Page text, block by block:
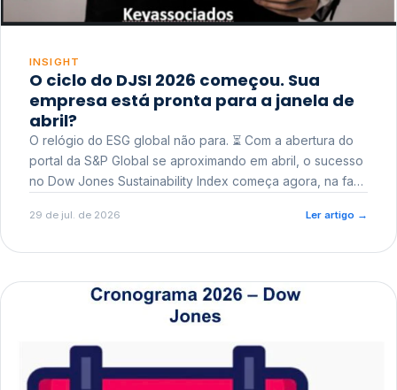
INSIGHT
O ciclo do DJSI 2026 começou. Sua
empresa está pronta para a janela de
abril?
O relógio do ESG global não para. ⏳ Com a abertura do
portal da S&P Global se aproximando em abril, o sucesso
no Dow Jones Sustainability Index começa agora, na fase
29 de jul. de 2026 Ler artigo →